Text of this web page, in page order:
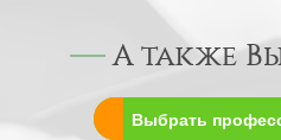
А также
Выбрать